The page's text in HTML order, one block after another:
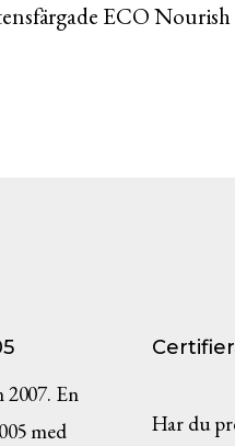
ECO Nourish
2007. En
med
Har du